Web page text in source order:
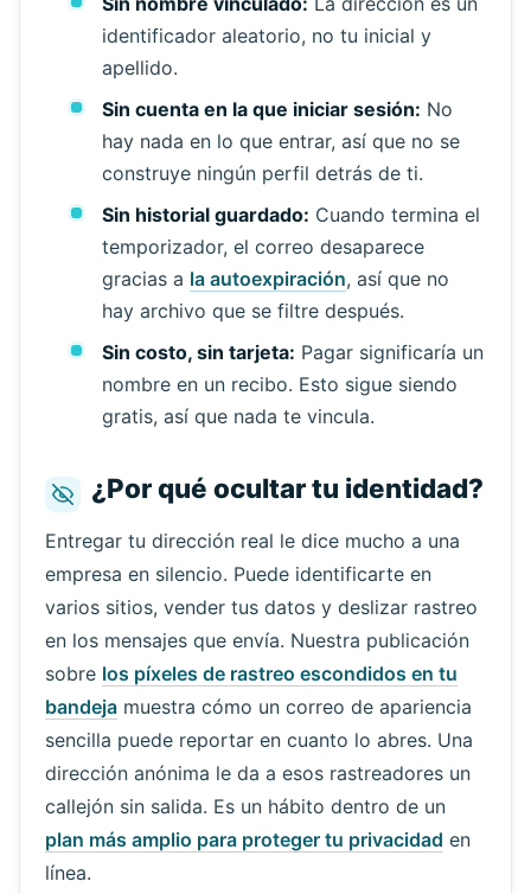
Actualizar
identificador aleatorio, no tu inicial y
apellido.
Sin cuenta en la que iniciar sesión: No
hay nada en lo que entrar, así que no se
construye ningún perfil detrás de ti.
Sin historial guardado: Cuando termina el
temporizador, el correo desaparece
gracias a la autoexpiración, así que no
hay archivo que se filtre después.
Sin costo, sin tarjeta: Pagar significaría un
nombre en un recibo. Esto sigue siendo
gratis, así que nada te vincula.
¿Por qué ocultar tu identidad?
Entregar tu dirección real le dice mucho a una
empresa en silencio. Puede identificarte en
varios sitios, vender tus datos y deslizar rastreo
en los mensajes que envía. Nuestra publicación
sobre los píxeles de rastreo escondidos en tu
bandejamuestra cómo un correo de apariencia
sencilla puede reportar en cuanto lo abres. Una
dirección anónima le da a esos rastreadores un
callejón sin salida. Es un hábito dentro de un
plan más amplio para proteger tu privacidad en
línea.